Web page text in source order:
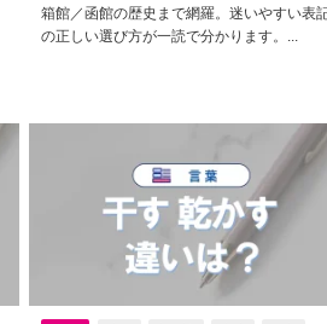
箱館／函館の歴史まで網羅。迷いやすい表
の正しい選び方が一読で分かります。...